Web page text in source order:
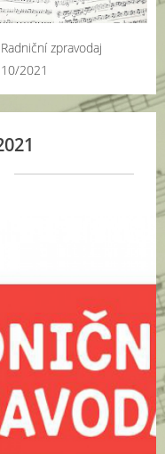
Radniční zpravodaj
10/2021